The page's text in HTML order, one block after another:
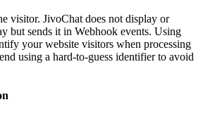
visitor. JivoChat does not display or
but sends it in Webhook events. Using
your website visitors when processing
using a hard-to-guess identifier to avoid